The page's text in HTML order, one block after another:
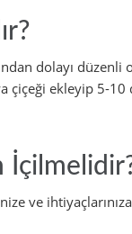
dolayı
çiçeği ekleyip 5-
ve